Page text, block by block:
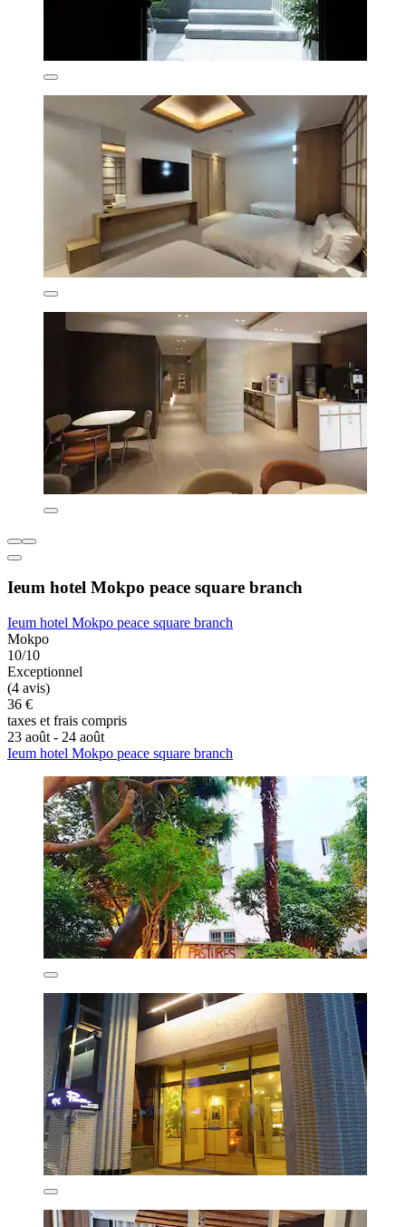
Ieum hotel Mokpo peace square branch
Ieum hotel Mokpo peace square branch
Mokpo
10/10
Exceptionnel
(4 avis)
36 €
taxes et frais compris
23 août - 24 août
Ieum hotel Mokpo peace square branch